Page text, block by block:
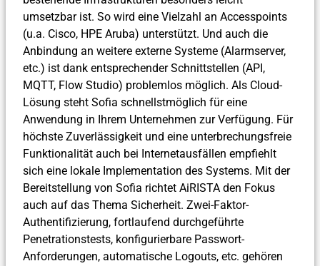
umsetzbar ist. So wird eine Vielzahl an Accesspoints
(u.a. Cisco, HPE Aruba) unterstützt. Und auch die
Anbindung an weitere externe Systeme (Alarmserver,
etc.) ist dank entsprechender Schnittstellen (API,
MQTT, Flow Studio) problemlos möglich. Als Cloud-
Lösung steht Sofia schnellstmöglich für eine
Anwendung in Ihrem Unternehmen zur Verfügung. Für
höchste Zuverlässigkeit und eine unterbrechungsfreie
Funktionalität auch bei Internetausfällen empfiehlt
sich eine lokale Implementation des Systems. Mit der
Bereitstellung von Sofia richtet AiRISTA den Fokus
auch auf das Thema Sicherheit. Zwei-Faktor-
Authentifizierung, fortlaufend durchgeführte
Penetrationstests, konfigurierbare Passwort-
Anforderungen, automatische Logouts, etc. gehören